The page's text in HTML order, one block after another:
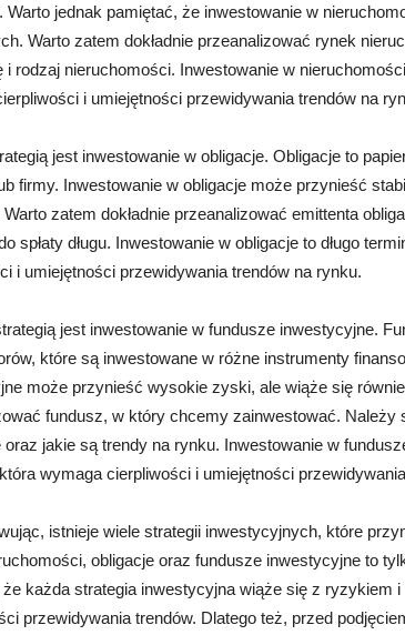
Warto jednak pamiętać, że inwestowanie w
Warto zatem dokładnie przeanalizować rynek
i rodzaj nieruchomości. Inwestowanie w
i umiejętności przewidywania trendów na
jest inwestowanie w obligacje. Obligacje to
firmy. Inwestowanie w obligacje może przynieść
zatem dokładnie przeanalizować emittenta
spłaty długu. Inwestowanie w obligacje to długo
i umiejętności przewidywania trendów na rynku.
jest inwestowanie w fundusze inwestycyjne.
które są inwestowane w różne instrumenty
może przynieść wysokie zyski, ale wiąże się
fundusz, w który chcemy zainwestować. Należy
oraz jakie są trendy na rynku. Inwestowanie w
wymaga cierpliwości i umiejętności
istnieje wiele strategii inwestycyjnych, które
obligacje oraz fundusze inwestycyjne to
każda strategia inwestycyjna wiąże się z ryzykiem
przewidywania trendów. Dlatego też, przed